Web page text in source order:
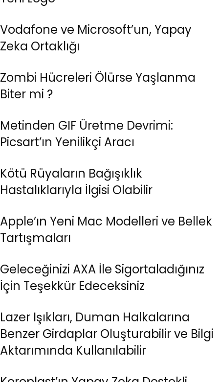
Vodafone ve Microsoft’un, Yapay
Zeka Ortaklığı
Zombi Hücreleri Ölürse Yaşlanma
Biter mi ?
Metinden GIF Üretme Devrimi:
Picsart’ın Yenilikçi Aracı
Kötü Rüyaların Bağışıklık
Hastalıklarıyla İlgisi Olabilir
Apple’ın Yeni Mac Modelleri ve Bellek
Tartışmaları
Geleceğinizi AXA İle Sigortaladığınız
İçin Teşekkür Edeceksiniz
Lazer Işıkları, Duman Halkalarına
Benzer Girdaplar Oluşturabilir ve Bilgi
Aktarımında Kullanılabilir